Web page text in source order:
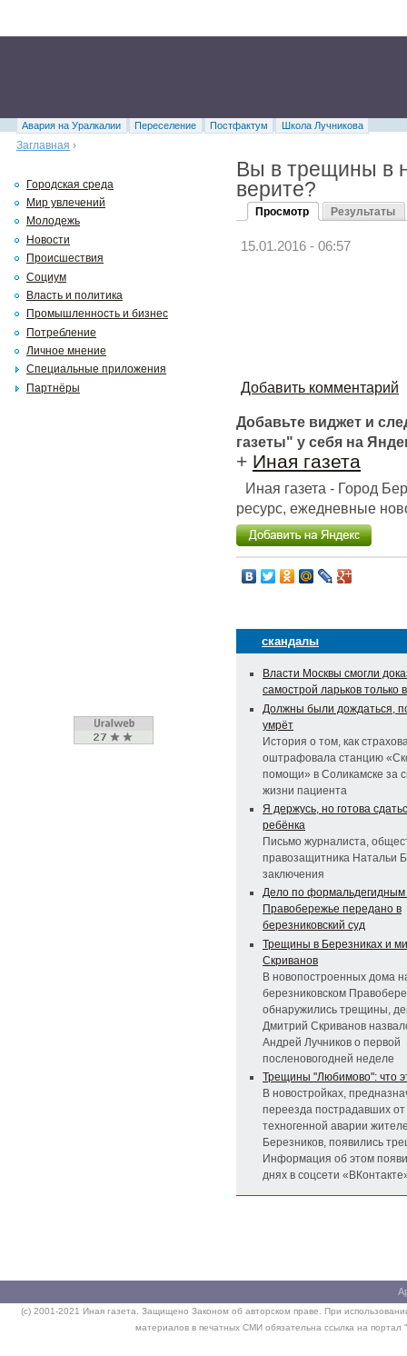
Авария на Уралкалии Переселение Постфактум
Школа Лучникова
Заглавная ›
Вы в трещины в
верите?
Просмотр Результаты
15.01.2016 - 06:57
Добавить комментарий
Добавьте виджет и
газеты" у себя на
+ Иная газета
Иная газета - Город
ресурс, ежедневные
скандалы
Власти Москвы смогли
самострой ларьков только
Должны были дождаться,
умрёт
История о том, как
оштрафовала станцию
помощи» в Соликамске за
жизни пациента
Я держусь, но готова
ребёнка
Письмо журналиста,
правозащитника Натальи
заключения
Дело по
Правобережье передано в
березниковский суд
Трещины в Березниках и
Скриванов
В новопостроенных дома
березниковском
обнаружились трещины,
Дмитрий Скриванов
Андрей Лучников о первой
посленовогодней неделе
Трещины "Любимово": что
В новостройках,
переезда пострадавших от
техногенной аварии
Березников, появились
Информация об этом
днях в соцсети
Городская среда
Мир увлечений
Молодежь
Новости
Происшествия
Социум
Власть и политика
Промышленность и бизнес
Потребление
Личное мнение
Специальные приложения
Партнёры
(c) 2001-2021 Иная газета. Защищено Законом об авторском праве. При
материалов в печатных СМИ обязательна ссылка на